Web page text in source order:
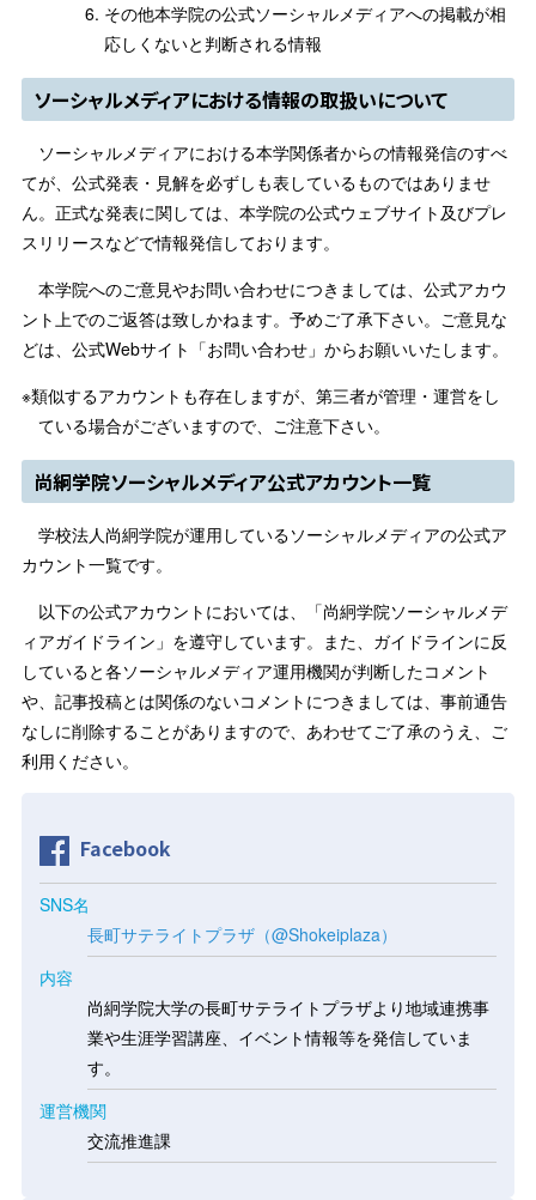
その他本学院の公式ソーシャルメディアへの掲載が相
応しくないと判断される情報
ソーシャルメディアにおける情報の取扱いについて
ソーシャルメディアにおける本学関係者からの情報発信のすべ
てが、公式発表・見解を必ずしも表しているものではありませ
ん。正式な発表に関しては、本学院の公式ウェブサイト及びプレ
スリリースなどで情報発信しております。
本学院へのご意見やお問い合わせにつきましては、公式アカウ
ント上でのご返答は致しかねます。予めご了承下さい。ご意見な
どは、公式Webサイト「お問い合わせ」からお願いいたします。
※類似するアカウントも存在しますが、第三者が管理・運営をし
ている場合がございますので、ご注意下さい。
尚絅学院ソーシャルメディア公式アカウント一覧
学校法人尚絅学院が運用しているソーシャルメディアの公式ア
カウント一覧です。
以下の公式アカウントにおいては、「尚絅学院ソーシャルメデ
ィアガイドライン」を遵守しています。また、ガイドラインに反
していると各ソーシャルメディア運用機関が判断したコメント
や、記事投稿とは関係のないコメントにつきましては、事前通告
なしに削除することがありますので、あわせてご了承のうえ、ご
利用ください。
Facebook
SNS名
長町サテライトプラザ（@Shokeiplaza）
内容
尚絅学院大学の長町サテライトプラザより地域連携事
業や生涯学習講座、イベント情報等を発信していま
す。
運営機関
交流推進課